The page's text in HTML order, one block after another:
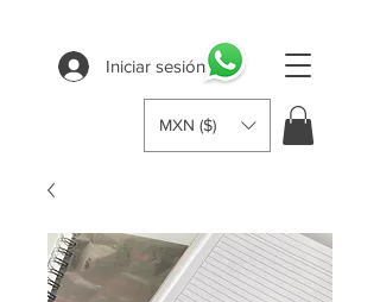
MXN ($)
Iniciar sesión